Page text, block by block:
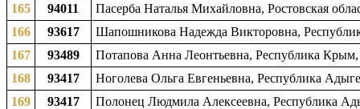
165
94011
Пасерба Наталья Михайловна, Ростовская
166
93617
Шапошникова Надежда Викторовна,
167
93489
Потапова Анна Леонтьевна, Республика
168
93417
Ноголева Ольга Евгеньевна, Республика
169
93417
Полонец Людмила Алексеевна, Республика